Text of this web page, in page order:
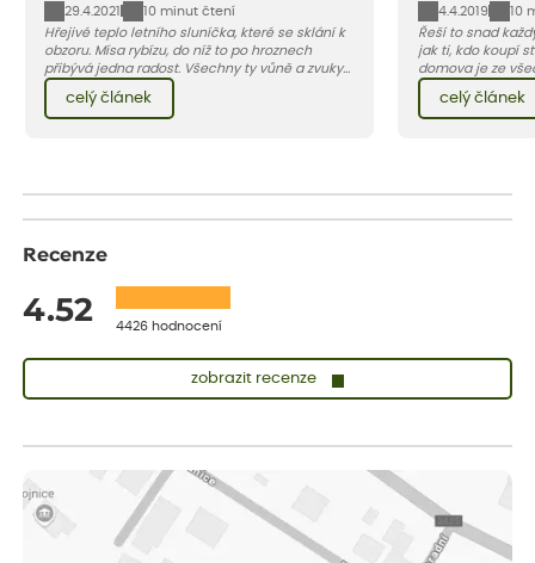
29.4.2021
10 minut čtení
Hřejivé teplo letního sluníčka, které se sklání k
obzoru. Mísa rybízu, do níž to po hroznech
přibývá jedna radost. Všechny ty vůně a zvuky
červencové zahrady. Sklizeň rybízu do kuchyně
vnese neuvěřitelný klid a radost. A taky trochu
bezstarostnosti dětství při mlsání babiččina
celý článek
4.4.2019
10
Řeší to snad
jak ti, kdo koupí
domova je ze
rozhodne svoje
plotem, jiní se
klasický drátěný
celý článek
Recenze
4.52 4426 hodnocení
zobrazit recenze
Vše přišlo velice rychle krásně zabalené. Rostlinky po přesazení
velice dobře prospívají
Jarda